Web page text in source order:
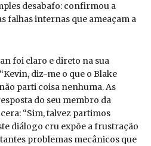
desabafo: confirmou a
falhas internas que ameaçam a
foi claro e direto na sua
diz-me o que o Blake
parti coisa nenhuma. As
do seu membro da
“Sim, talvez partimos
diálogo cru expõe a frustração
problemas mecânicos que